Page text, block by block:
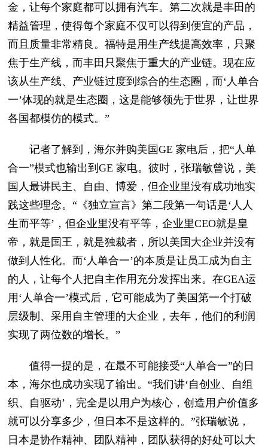
金，让每个家庭都可以拥有汽车。第二次就是丰田的
精益管理，使得每个家庭不仅可以得到便宜的产品，
而且质量非常精良。福特是用生产线提高效率，只聚
焦于生产线，而丰田只聚焦于重大的产业链。现在应
该从生产线、产业链过度到综合的生态圈，而‘人单合
一’体现的就是生态圈，这是能够领先于世界，让世界
各国都模仿的模式。”
记者了解到，海尔并购美国GE 家电后，把“人单
合一”模式也输出到GE 家电。彼时，张瑞敏曾说，美
国人最讲民主、自由、博爱，但企业里没有成功地实
践这些理念。“《独立宣言》第二段第一句话是‘人人
生而平等’，但企业里没有平等，企业里CEO就是皇
帝，就是国王，就是独裁者，所以美国大企业并没有
做到人性化。而‘人单合一’的本质是让员工成为自主
的人，让每个人把自主作用充分发挥出来。在GEA运
用‘人单合一’模式后，它可能成为了美国第一个打破
层级制、采用自主管理的大企业，去年，他们的利润
实现了两位数的增长。”
值得一提的是，在最不可能接受“人单合一”的日
本，海尔也成功实现了输出。“我们讲‘自创业、自组
织、自驱动’，完全是以用户为核心，创造用户价值多
就可以分享多少，但日本不是这样的。”张瑞敏说，
日本是协作精神、团队精神，团队获得的好处可以大